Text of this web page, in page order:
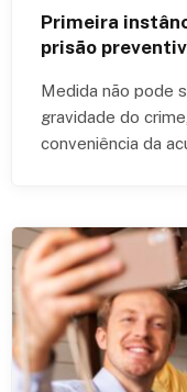
Primeira
prisão
Medida não pode
gravidade do
conveniência da